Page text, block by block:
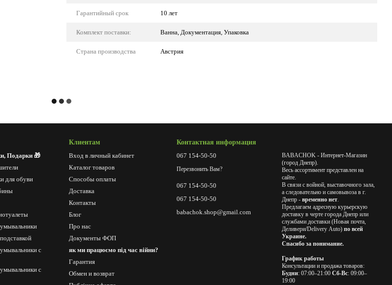
Гарантийный срок 10 лет
Комплект поставки: Ванна, Документация, Упаковка
Страна производства Австрия
Подарки 🎁
для обуви
с
с
Клиентам
Вход в личный кабинет
Каталог товаров
Способы оплаты
Доставка
Контакты
Блог
Про нас
Документы ФОП
як ми працюємо під час війни?
Гарантия
Обмен и возврат
Контактная информация
067 154-50-50
Перезвонить Вам?
067 154-50-50
067 154-50-50
babachok.shop@gmail.com
BABACHOK - Интернет-Магазин
(город Днепр).
Весь ассортимент представлен на
сайте.
В связи с войной, выставочного зала,
а следовательно и самовывоза в г.
Днепр - временно нет.
Предлагаем адресную курьерскую
доставку в черте города Днепр или
службами доставки (Новая почта,
Деливери/Delivery Auto) по всей
Украине.
Спасибо за понимание.
График работы
Консультации и продажа товаров:
Будни: 07:00–21:00 Сб-Вс: 09:00–
19:00